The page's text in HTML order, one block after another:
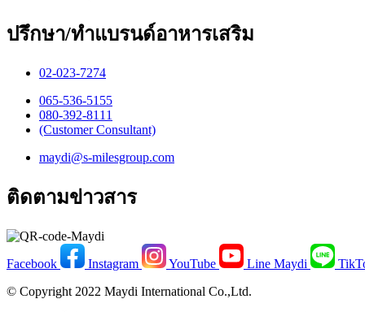
ปรึกษา/ทำแบรนด์อาหารเสริม
02-023-7274​
065-536-5155
​080-392-8111
(Customer Consultant)​
maydi@s-milesgroup.com
ติดตามข่าวสาร
Facebook Instagram YouTube Line Maydi
© Copyright 2022 Maydi International Co.,Ltd.